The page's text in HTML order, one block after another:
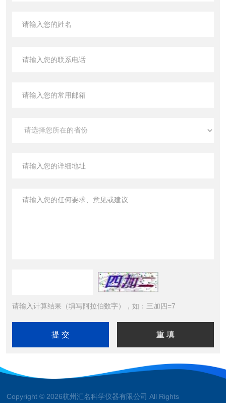
请输入计算结果（填写阿拉伯数字），如：三加四=7
Copyright © 2026杭州汇名科学仪器有限公司 All Rights